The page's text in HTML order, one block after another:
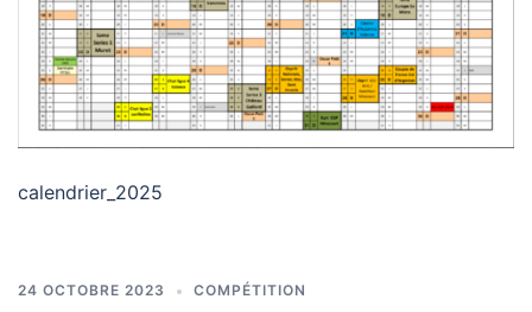
calendrier_2025
24 OCTOBRE 2023 COMPÉTITION